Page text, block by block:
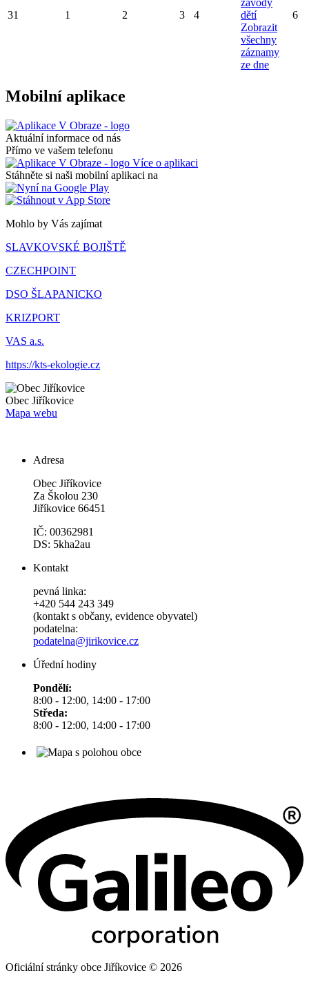
31 1 2 3 4
závody
dětí
Zobrazit
všechny
záznamy
ze dne
6
Mobilní aplikace
Aktuální informace od nás
Přímo ve vašem telefonu
Více o aplikaci
Stáhněte si naši mobilní aplikaci na
Mohlo by Vás zajímat
SLAVKOVSKÉ BOJIŠTĚ
CZECHPOINT
DSO ŠLAPANICKO
KRIZPORT
VAS a.s.
https://kts-ekologie.cz
Obec Jiříkovice
Mapa webu
Adresa
Obec Jiříkovice
Za Školou 230
Jiříkovice 66451
IČ: 00362981
DS: 5kha2au
Kontakt
pevná linka:
+420 544 243 349
(kontakt s občany, evidence obyvatel)
podatelna:
podatelna@jirikovice.cz
Úřední hodiny
Pondělí:
8:00 - 12:00, 14:00 - 17:00
Středa:
8:00 - 12:00, 14:00 - 17:00
Oficiální stránky obce Jiříkovice © 2026